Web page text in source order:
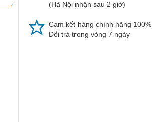
(Hà Nội nhận sau 2 giờ)
Cam kết hàng chính hãng 100%.
Đổi trả trong vòng 7 ngày